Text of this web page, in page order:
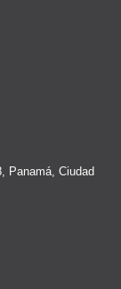
Panamá, Ciudad